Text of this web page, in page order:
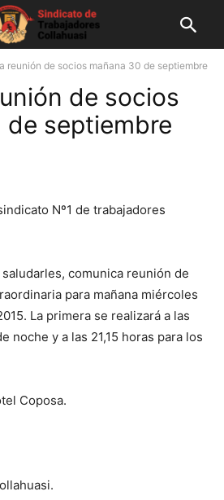
reunión de socios mañana 30 de septiembre
de socios
de septiembre
Nº1 de trabajadores
comunica reunión de
para mañana miércoles
La primera se realizará a las
noche y a las 21,15 horas para los
Coposa.